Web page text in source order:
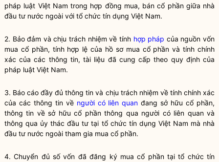
pháp luật Việt Nam trong hợp đồng mua, báncổ phầngiữa nhà
đầu tư nước ngoài với tổ chức tín dụng Việt Nam.
2. Bảo đảm và chịu trách nhiệm về tính hợp pháp của nguồn vốn
mua cổ phần, tính hợp lệ của hồ sơ mua cổ phần và tính chính
xác của các thông tin, tài liệu đã cung cấp theo quy định của
pháp luật Việt Nam.
3. Báo cáo đầy đủ thông tin và chịu trách nhiệm về tính chính xác
của các thông tin về người có liên quan đangsở hữu cổ phần,
thông tin vềsở hữu cổ phầnthông qua người có liên quanvà
thông qua ủy thác đầu tư tại tổ chức tín dụng Việt Nam mà nhà
đầu tư nước ngoài tham gia mua cổ phần.
4. Chuyển đủ số vốn đã đăng ký muacổ phầntạitổ chức tín